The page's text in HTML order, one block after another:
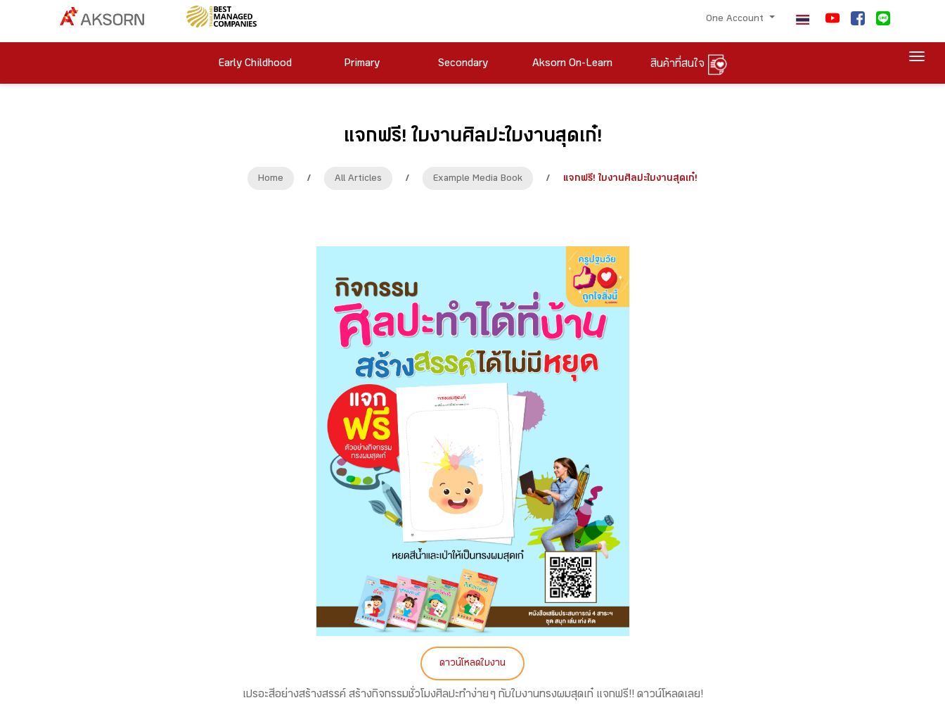
One Account
Early Childhood Primary Secondary Aksorn On-Learn สินค้าที่สนใจ
แจกฟรี! ใบงานศิลปะใบงานสุดเก๋!
Home / All Articles / Example Media Book / แจกฟรี! ใบงานศิลปะใบงานสุดเก๋!
ดาวน์โหลดใบงาน
เปรอะสีอย่างสร้างสรรค์ สร้างกิจกรรมชั่วโมงศิลปะทำง่าย ๆ กับใบงานทรงผมสุดเก๋ แจกฟรี!! ดาวน์โหลดเลย!